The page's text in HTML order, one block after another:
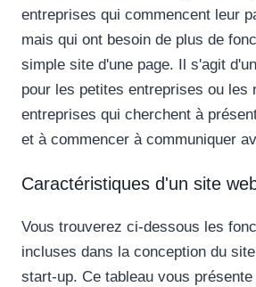
entreprises qui commencent leur
mais qui ont besoin de plus de
simple site d'une page. Il s'agit
pour les petites entreprises ou les
entreprises qui cherchent à
et à commencer à communiquer
Caractéristiques d'un site
Vous trouverez ci-dessous les
incluses dans la conception du
start-up. Ce tableau vous